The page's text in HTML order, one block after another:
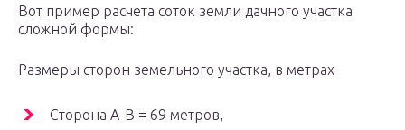
Вот пример расчета соток земли дачного участка
сложной формы:
Размеры сторон земельного участка, в метрах
Сторона A-B = 69 метров,